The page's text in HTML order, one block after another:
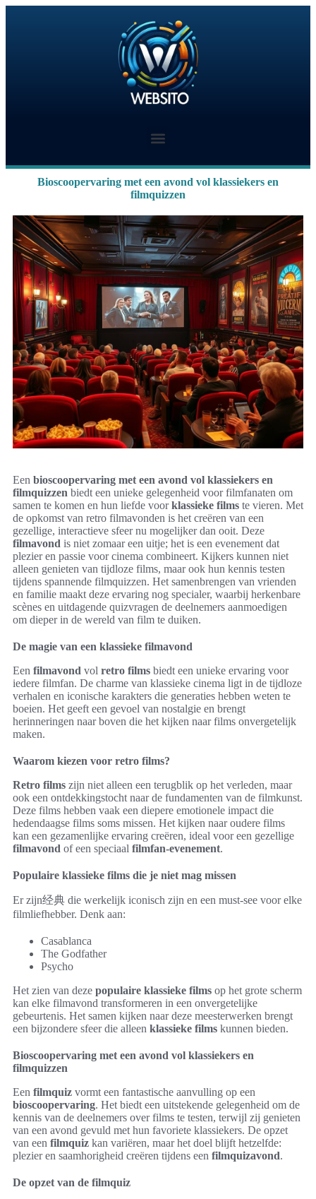
Bioscoopervaring met een avond vol klassiekers en
filmquizzen
Een bioscoopervaring met een avond vol klassiekers en
filmquizzen biedt een unieke gelegenheid voor filmfanaten om
samen te komen en hun liefde voorklassieke films te vieren. Met
de opkomst van retro filmavonden is het creëren van een
gezellige, interactieve sfeer nu mogelijker dan ooit. Deze
filmavond is niet zomaar een uitje; het is een evenement dat
plezier en passie voor cinema combineert. Kijkers kunnen niet
alleen genieten van tijdloze films, maar ook hun kennis testen
tijdens spannende filmquizzen. Het samenbrengen van vrienden
en familie maakt deze ervaring nog specialer, waarbij herkenbare
scènes en uitdagende quizvragen de deelnemers aanmoedigen
om dieper in de wereld van film te duiken.
De magie van een klassieke filmavond
Een filmavond vol retro films biedt een unieke ervaring voor
iedere filmfan. De charme van klassieke cinema ligt in de tijdloze
verhalen en iconische karakters die generaties hebben weten te
boeien. Het geeft een gevoel van nostalgie en brengt
herinneringen naar boven die het kijken naar films onvergetelijk
maken.
Waarom kiezen voor retro films?
Retro films zijn niet alleen een terugblik op het verleden, maar
ook een ontdekkingstocht naar de fundamenten van de filmkunst.
Deze films hebben vaak een diepere emotionele impact die
hedendaagse films soms missen. Het kijken naar oudere films
kan een gezamenlijke ervaring creëren, ideal voor een gezellige
filmavond of een speciaal filmfan-evenement.
Populaire klassieke films die je niet mag missen
Er zijn经典 die werkelijk iconisch zijn en een must-see voor elke
filmliefhebber. Denk aan:
Casablanca
The Godfather
Psycho
Het zien van deze populaire klassieke films op het grote scherm
kan elke filmavond transformeren in een onvergetelijke
gebeurtenis. Het samen kijken naar deze meesterwerken brengt
een bijzondere sfeer die alleen klassieke films kunnen bieden.
Bioscoopervaring met een avond vol klassiekers en
filmquizzen
Een filmquiz vormt een fantastische aanvulling op een
bioscoopervaring. Het biedt een uitstekende gelegenheid om de
kennis van de deelnemers over films te testen, terwijl zij genieten
van een avond gevuld met hun favoriete klassiekers. De opzet
van een filmquiz kan variëren, maar het doel blijft hetzelfde:
plezier en saamhorigheid creëren tijdens een filmquizavond.
De opzet van de filmquiz